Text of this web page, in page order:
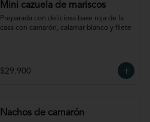
Mini cazuela de mariscos
Preparada con deliciosa base roja de la
casa con camarón, calamar blanco y filete
$29.900
Nachos de camarón